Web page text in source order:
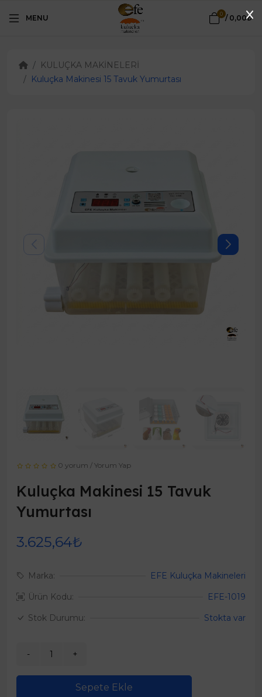
MENU 0 / 0,00₺
KULUÇKA MAKİNELERİ
Kuluçka Makinesi 15 Tavuk Yumurtası
0 yorum /Yorum Yap
Kuluçka Makinesi 15 Tavuk
Yumurtası
3.625,64₺
Marka:
EFE Kuluçka Makineleri
Ürün Kodu:
EFE-1019
Stok Durumu:
Stokta var
Sepete Ekle